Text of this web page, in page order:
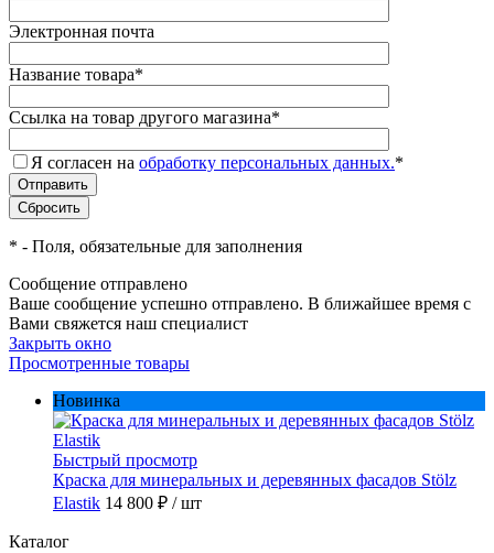
Электронная почта
Название товара*
Ссылка на товар другого магазина*
Я согласен на обработку персональных данных.*
* - Поля, обязательные для заполнения
Сообщение отправлено
Ваше сообщение успешно отправлено. В ближайшее время с
Вами свяжется наш специалист
Закрыть окно
Просмотренные товары
Новинка
Быстрый просмотр
Краска для минеральных и деревянных фасадов Stölz
Elastik 14 800 ₽ / шт
Каталог